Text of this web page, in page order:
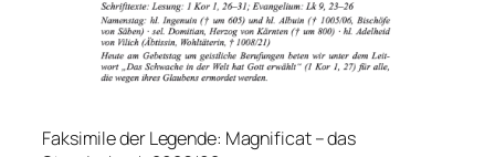
Faksimile der Legende: Magnificat – das